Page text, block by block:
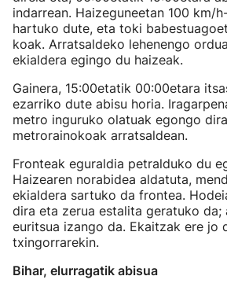
indarrean. Haizeguneetan 100 km/
hartuko dute, eta toki
koak. Arratsaldeko lehenengo
ekialdera egingo du haizeak.
Gainera, 15:00etatik 00:00etara
ezarriko dute abisu horia.
metro inguruko olatuak egongo
metrorainokoak arratsaldean.
Fronteak eguraldia petralduko du
Haizearen norabidea aldatuta,
ekialdera sartuko da frontea.
dira eta zerua estalita geratuko da;
euritsua izango da. Ekaitzak ere jo
txingorrarekin.
Bihar, elurragatik abisua